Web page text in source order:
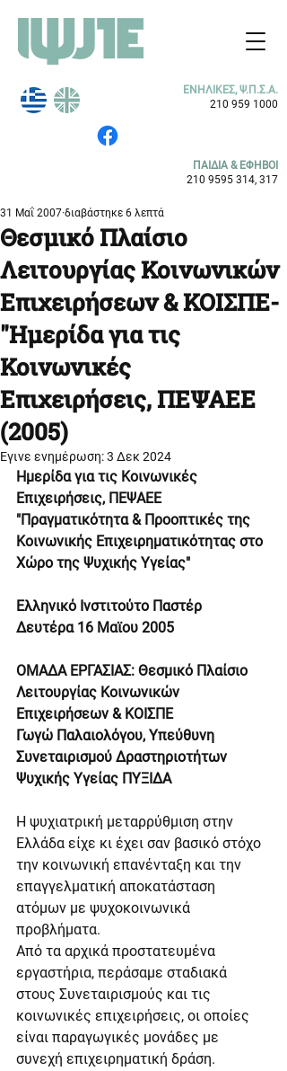
ΕΝΗΛΙΚΕΣ, Ψ.Π.Σ.Α.
210 959 1000
ΠΑΙΔΙΑ & ΕΦΗΒΟΙ
210 9595 314, 317
Θεσμικό Πλαίσιο
Λειτουργίας Κοινωνικών
Επιχειρήσεων & ΚΟΙΣΠΕ-
"Ημερίδα για τις
Κοινωνικές
Επιχειρήσεις, ΠΕΨΑΕΕ
(2005)
31 Μαΐ 2007 διαβάστηκε 6 λεπτά
Έγινε ενημέρωση:3 Δεκ 2024
Ημερίδα για τις Κοινωνικές
Επιχειρήσεις, ΠΕΨΑΕΕ
"Πραγματικότητα & Προοπτικές της
Κοινωνικής Επιχειρηματικότητας στο
Χώρο της Ψυχικής Υγείας"
Ελληνικό Ινστιτούτο Παστέρ
Δευτέρα 16 Μαϊου 2005
ΟΜΑΔΑ ΕΡΓΑΣΙΑΣ: Θεσμικό Πλαίσιο
Λειτουργίας Κοινωνικών
Επιχειρήσεων & ΚΟΙΣΠΕ
Γωγώ Παλαιολόγου, Υπεύθυνη
Συνεταιρισμού Δραστηριοτήτων
Ψυχικής Υγείας ΠΥΞΙΔΑ
Η ψυχιατρική μεταρρύθμιση στην
Ελλάδα είχε κι έχει σαν βασικό στόχο
την κοινωνική επανένταξη και την
επαγγελματική αποκατάσταση
ατόμων με ψυχοκοινωνικά
προβλήματα.
Από τα αρχικά προστατευμένα
εργαστήρια, περάσαμε σταδιακά
στους Συνεταιρισμούς και τις
κοινωνικές επιχειρήσεις, οι οποίες
είναι παραγωγικές μονάδες με
συνεχή επιχειρηματική δράση.